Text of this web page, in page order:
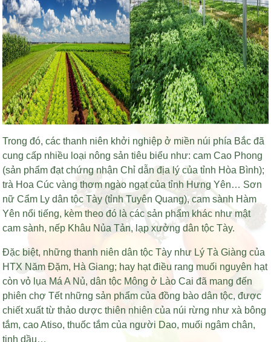
Trong đó, các thanh niên khởi nghiệp ở miền núi phía Bắc đã
cung cấp nhiều loại nông sản tiêu biểu như: cam Cao Phong
(sản phẩm đạt chứng nhận Chỉ dẫn địa lý của tỉnh Hòa Bình);
trà Hoa Cúc vàng thơm ngào ngạt của tỉnh Hưng Yên… Sơn
nữ Cẩm Ly dân tộc Tày (tỉnh Tuyên Quang), cam sành Hàm
Yên nổi tiếng, kèm theo đó là các sản phẩm khác như mật
cam sành, nếp Khâu Nủa Tản, lạp xưởng dân tộc Tày.
Đặc biệt, những thanh niên dân tộc Tày như Lý Tà Giàng của
HTX Năm Đặm, Hà Giang; hay hạt điều rang muối nguyên hạt
còn vỏ lụa Má A Nủ, dân tộc Mông ở Lào Cai đã mang đến
phiên chợ Tết những sản phẩm của đồng bào dân tộc, được
chiết xuất từ thảo dược thiên nhiên của núi rừng như xà bông
tắm, cao Atiso, thuốc tắm của người Dao, muối ngâm chân,
tinh dầu…